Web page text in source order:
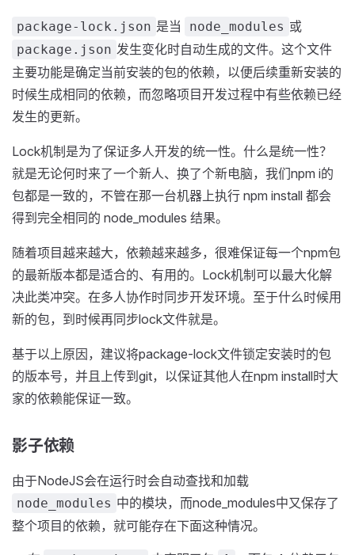
package-lock.json 是当 node_modules 或
package.json 发生变化时自动生成的文件。这个文件
主要功能是确定当前安装的包的依赖，以便后续重新安装的
时候生成相同的依赖，而忽略项目开发过程中有些依赖已经
发生的更新。
Lock机制是为了保证多人开发的统一性。什么是统一性？
就是无论何时来了一个新人、换了个新电脑，我们npm i的
包都是一致的，不管在那一台机器上执行 npm install 都会
得到完全相同的 node_modules 结果。
随着项目越来越大，依赖越来越多，很难保证每一个npm包
的最新版本都是适合的、有用的。Lock机制可以最大化解
决此类冲突。在多人协作时同步开发环境。至于什么时候用
新的包，到时候再同步lock文件就是。
基于以上原因，建议将package-lock文件锁定安装时的包
的版本号，并且上传到git，以保证其他人在npm install时大
家的依赖能保证一致。
影子依赖
由于NodeJS会在运行时会自动查找和加载
node_modules 中的模块，而node_modules中又保存了
整个项目的依赖，就可能存在下面这种情况。